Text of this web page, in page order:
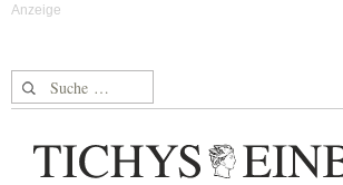
Suche nach: